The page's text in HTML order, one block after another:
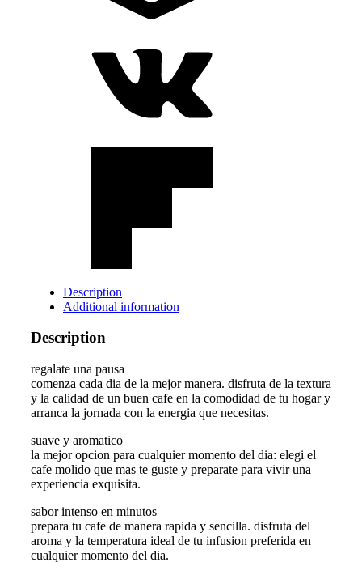
Description
Additional information
Description
regalate una pausa
comenza cada dia de la mejor manera. disfruta de la textura
y la calidad de un buen cafe en la comodidad de tu hogar y
arranca la jornada con la energia que necesitas.
suave y aromatico
la mejor opcion para cualquier momento del dia: elegi el
cafe molido que mas te guste y preparate para vivir una
experiencia exquisita.
sabor intenso en minutos
prepara tu cafe de manera rapida y sencilla. disfruta del
aroma y la temperatura ideal de tu infusion preferida en
cualquier momento del dia.